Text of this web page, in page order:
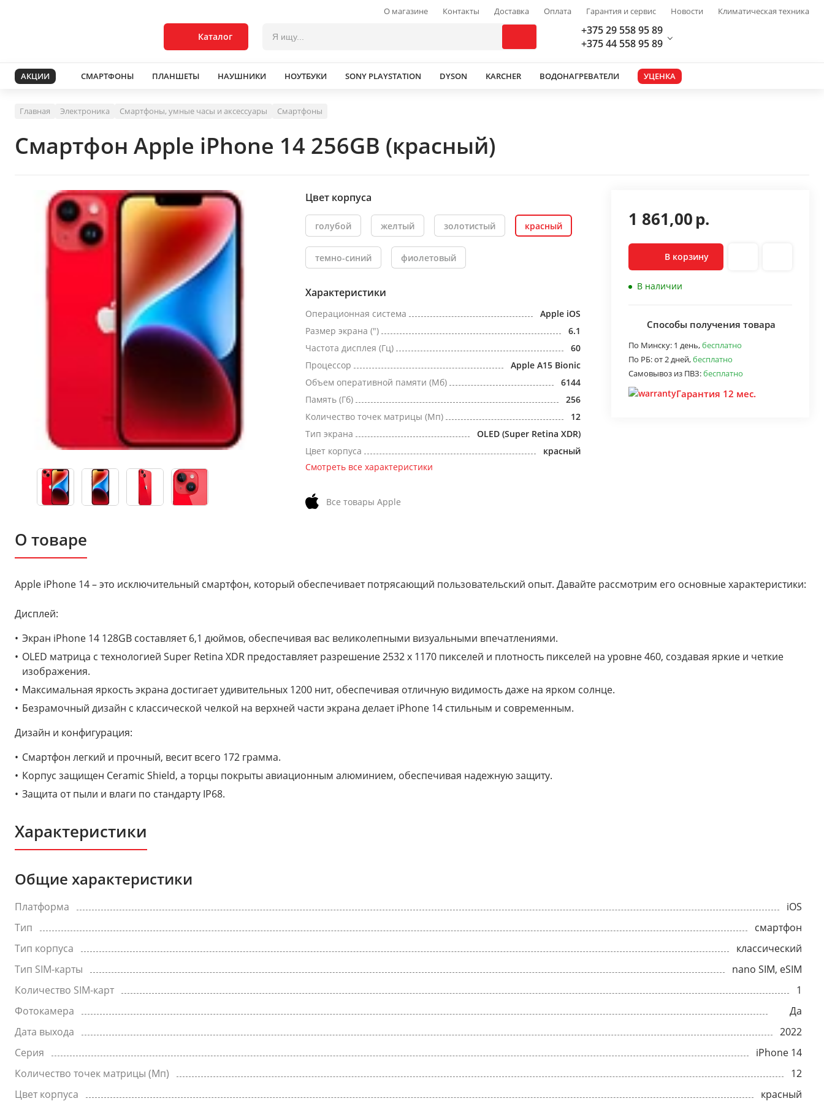
О магазине Контакты Доставка Оплата Гарантия и сервис Новости Климатическая техника
Каталог
+375 29 558 95 89
+375 44 558 95 89
АКЦИИ СМАРТФОНЫ ПЛАНШЕТЫ НАУШНИКИ НОУТБУКИ SONY PLAYSTATION DYSON KARCHER ВОДОНАГРЕВАТЕЛИ УЦЕНКА
Главная Электроника Смартфоны, умные часы и аксессуары Смартфоны
Смартфон Apple iPhone 14 256GB (красный)
Цвет корпуса
голубой желтый золотистый красный
темно-синий фиолетовый
Характеристики
Операционная система
Apple iOS
Размер экрана (")
6.1
Частота дисплея (Гц)
60
Процессор
Apple A15 Bionic
Объем оперативной памяти (Мб)
6144
Память (Гб)
256
Количество точек матрицы (Мп)
12
Тип экрана
OLED (Super Retina XDR)
Цвет корпуса
красный
Смотреть все характеристики
Все товары Apple
1 861,00р.
В корзину
В наличии
Способы получения товара
По Минску: 1 день,бесплатно
По РБ:от 2 дней,бесплатно
Самовывоз из ПВЗ:бесплатно
Гарантия 12 мес.
О товаре
Apple iPhone 14 – это исключительный смартфон, который обеспечивает потрясающий пользовательский опыт. Давайте рассмотрим его основные характеристики:
Дисплей:
Экран iPhone 14 128GB составляет 6,1 дюймов, обеспечивая вас великолепными визуальными впечатлениями.
OLED матрица с технологией Super Retina XDR предоставляет разрешение 2532 х 1170 пикселей и плотность пикселей на уровне 460, создавая яркие и четкие
изображения.
Максимальная яркость экрана достигает удивительных 1200 нит, обеспечивая отличную видимость даже на ярком солнце.
Безрамочный дизайн с классической челкой на верхней части экрана делает iPhone 14 стильным и современным.
Дизайн и конфигурация:
Смартфон легкий и прочный, весит всего 172 грамма.
Корпус защищен Ceramic Shield, а торцы покрыты авиационным алюминием, обеспечивая надежную защиту.
Защита от пыли и влаги по стандарту IP68.
Характеристики
Общие характеристики
Платформа
iOS
Тип
смартфон
Тип корпуса
классический
Тип SIM-карты
nano SIM, eSIM
Количество SIM-карт
1
Фотокамера
Да
Дата выхода
2022
Серия
iPhone 14
Количество точек матрицы (Мп)
12
Цвет корпуса
красный